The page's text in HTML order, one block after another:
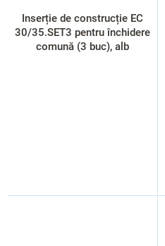
Inserție de construcție EC
30/35.SET3 pentru închidere
comună (3 buc), alb